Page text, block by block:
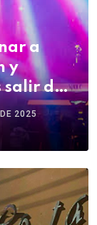
a
y
salir de
2025